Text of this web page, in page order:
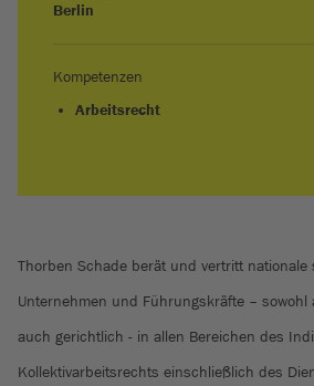
Berlin
Kompetenzen
Arbeitsrecht
Thorben Schade berät und vertritt nationale
Unternehmen und Führungskräfte – sowohl
auch gerichtlich - in allen Bereichen des
Kollektivarbeitsrechts einschließlich des